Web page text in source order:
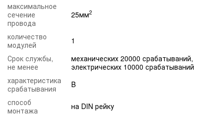
максимальное
сечение
провода
25мм2
количество
модулей
1
Срок службы,
не менее
механических 20000 срабатываний,
электрических 10000 срабатываний
характеристика
срабатывания
B
способ
монтажа
на DIN рейку